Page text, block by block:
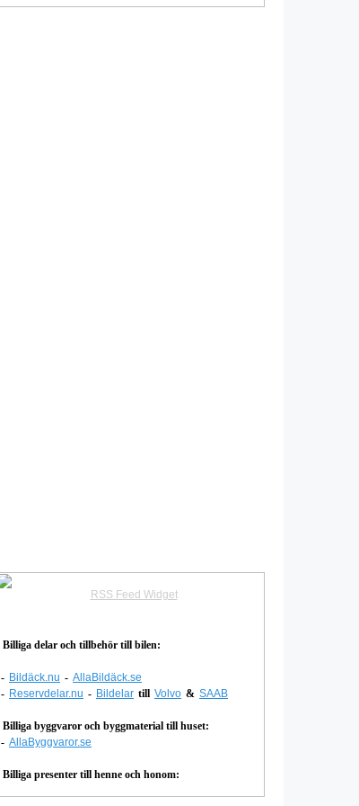
RSS Feed Widget
Billiga delar och tillbehör till bilen:
- Bildäck.nu - AllaBildäck.se
- Reservdelar.nu - Bildelar till Volvo & SAAB
Billiga byggvaror och byggmaterial till huset:
- AllaByggvaror.se
Billiga presenter till henne och honom: